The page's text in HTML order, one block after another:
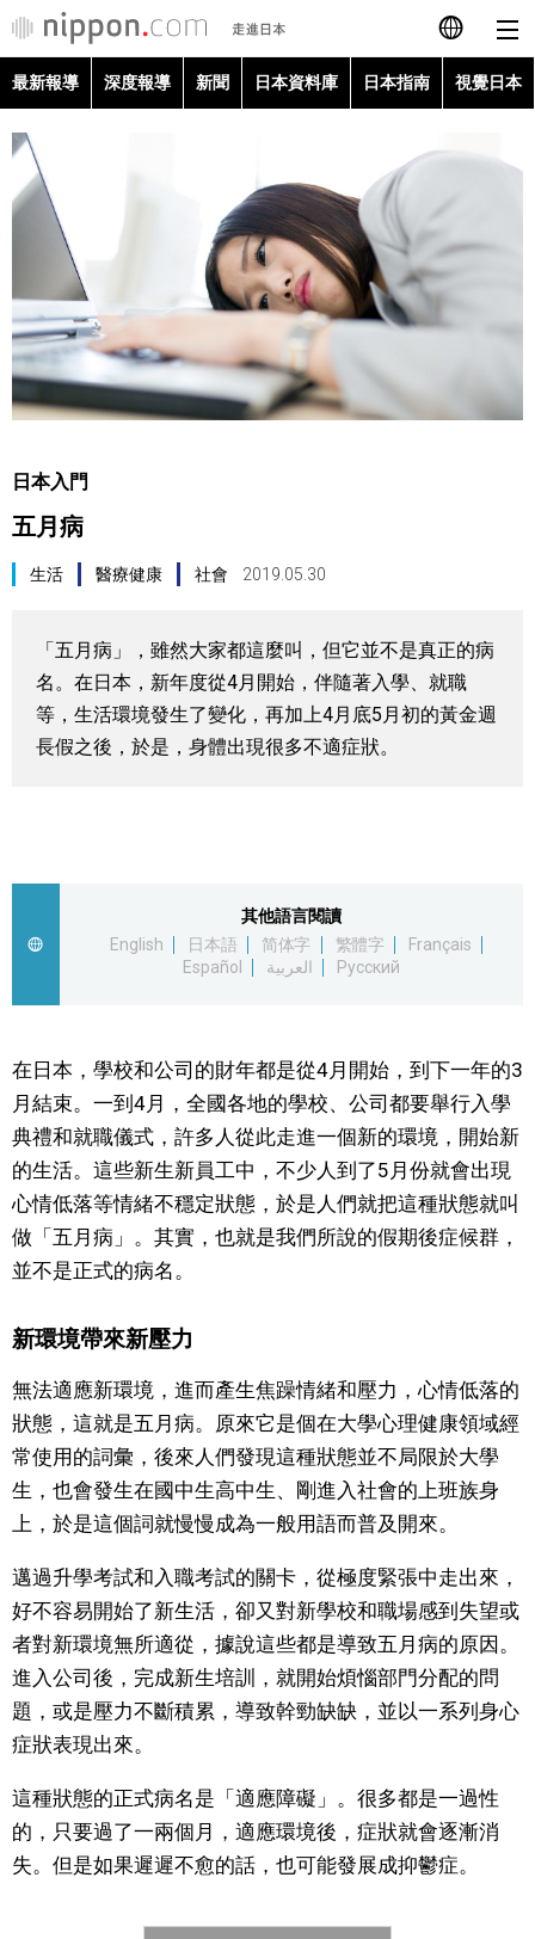
日本語
English
简体字
Français
Español
العربية
最新報導
深度報導
新聞
視覺日本
臺灣香港
更多
文化
科學技術
生活
娛樂
教育
工作勞動
家庭
醫療健康
語言
東京
編輯部通知
最新報導 深度報導 新聞 日本資料庫 日本指南 視覺日本
日本入門
五月病
生活 醫療健康 社會 2019.05.30
「五月病」，雖然大家都這麼叫，但它並不是真正的病
名。在日本，新年度從4月開始，伴隨著入學、就職
等，生活環境發生了變化，再加上4月底5月初的黃金週
長假之後，於是，身體出現很多不適症狀。
其他語言閱讀
English
日本語 简体字 繁體字
Français
Español
العربية Русский
在日本，學校和公司的財年都是從4月開始，到下一年的3
月結束。一到4月，全國各地的學校、公司都要舉行入學
典禮和就職儀式，許多人從此走進一個新的環境，開始新
的生活。這些新生新員工中，不少人到了5月份就會出現
心情低落等情緒不穩定狀態，於是人們就把這種狀態就叫
做「五月病」。其實，也就是我們所說的假期後症候群，
並不是正式的病名。
新環境帶來新壓力
無法適應新環境，進而產生焦躁情緒和壓力，心情低落的
狀態，這就是五月病。原來它是個在大學心理健康領域經
常使用的詞彙，後來人們發現這種狀態並不局限於大學
生，也會發生在國中生高中生、剛進入社會的上班族身
上，於是這個詞就慢慢成為一般用語而普及開來。
邁過升學考試和入職考試的關卡，從極度緊張中走出來，
好不容易開始了新生活，卻又對新學校和職場感到失望或
者對新環境無所適從，據說這些都是導致五月病的原因。
進入公司後，完成新生培訓，就開始煩惱部門分配的問
題，或是壓力不斷積累，導致幹勁缺缺，並以一系列身心
症狀表現出來。
這種狀態的正式病名是「適應障礙」。很多都是一過性
的，只要過了一兩個月，適應環境後，症狀就會逐漸消
失。但是如果遲遲不愈的話，也可能發展成抑鬱症。